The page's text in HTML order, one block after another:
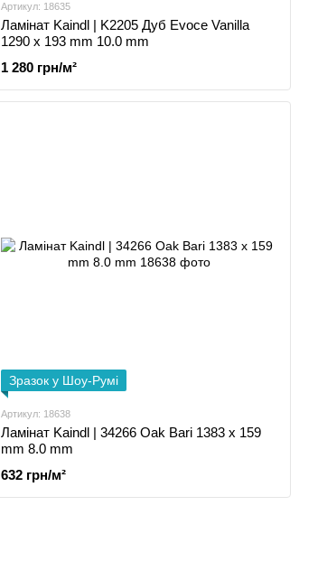
Артикул: 18635
Ламінат Kaindl | K2205 Дуб Evoce Vanilla
1290 x 193 mm 10.0 mm
1 280 грн/м²
Зразок у Шоу-Румі
Артикул: 18638
Ламінат Kaindl | 34266 Oak Bari 1383 x 159
mm 8.0 mm
632 грн/м²